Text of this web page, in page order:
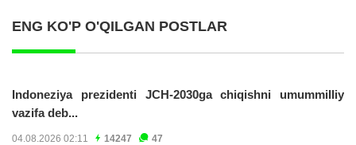
ENG KO'P O'QILGAN POSTLAR
Indoneziya prezidenti JCH-2030ga chiqishni umummilliy
vazifa deb...
04.08.2026 02:11 14247 47